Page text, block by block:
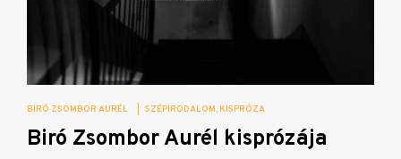
BIRÓ ZSOMBOR AURÉL SZÉPIRODALOM KISPRÓZA
Biró Zsombor Aurél kisprózája